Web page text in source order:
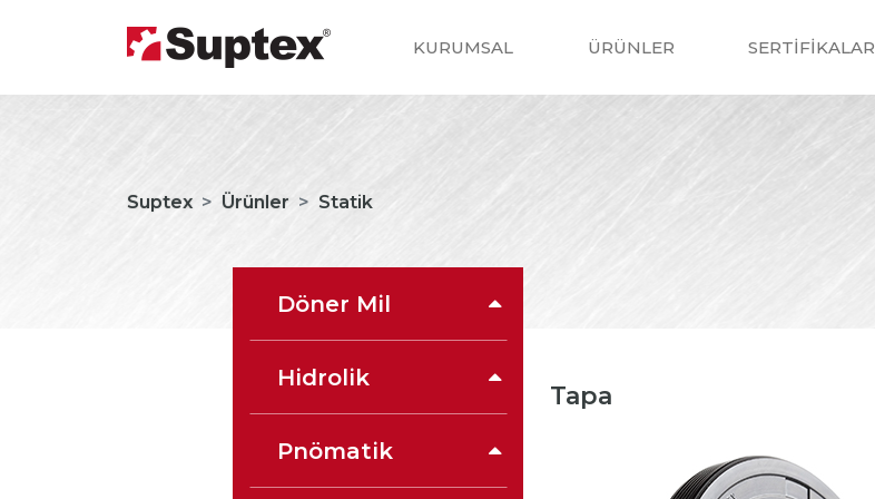
KURUMSAL ÜRÜNLER SERTİFİKALAR
Suptex Ürünler Statik
Döner Mil
Hidrolik
Pnömatik
Tapa